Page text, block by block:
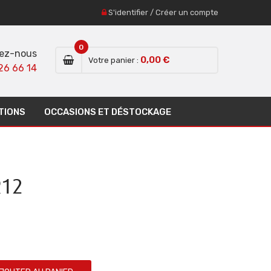
S'identifier / Créer un compte
nous
66 14
Votre panier :
0
0,00 €
OCCASIONS ET DÉSTOCKAGE